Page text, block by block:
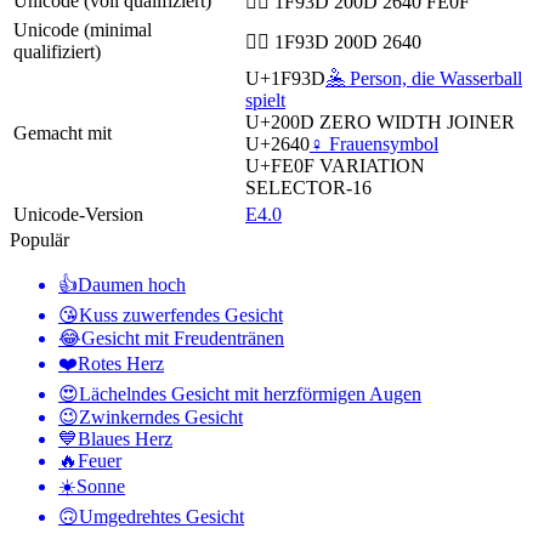
Unicode (minimal
qualifiziert)
🤽‍♀ 1F93D 200D 2640
Gemacht mit
U+1F93D🤽 Person, die Wasserball
spielt
U+200D ZERO WIDTH JOINER
U+2640♀️ Frauensymbol
U+FE0F VARIATION
SELECTOR-16
Unicode-Version
E4.0
Populär
👍Daumen hoch
😘Kuss zuwerfendes Gesicht
😂Gesicht mit Freudentränen
❤️Rotes Herz
😍Lächelndes Gesicht mit herzförmigen Augen
😉Zwinkerndes Gesicht
💙Blaues Herz
🔥Feuer
☀️Sonne
🙃Umgedrehtes Gesicht